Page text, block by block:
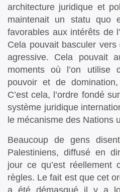
architecture juridique et
maintenait un statu quo
favorables aux intérêts de
Cela pouvait basculer
agressive. Cela pouvait
moments où l’on utilise
pouvoir et de
C’est cela, l’ordre fondé
système juridique
le mécanisme des Nations
Beaucoup de gens
Palestiniens, diffusé en
jour ce qu’est réellement
règles. Le fait est que cet
a été démasqué il y a